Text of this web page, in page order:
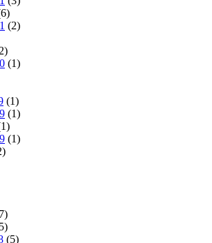
(2)
(1)
(1)
(1)
(1)
(5)